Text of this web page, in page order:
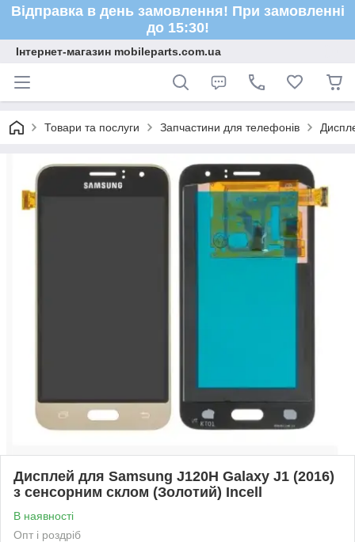
Відправка в день замовлення! При замовленні
до 15:30!
Інтернет-магазин mobileparts.com.ua
Товари та послуги Запчастини для телефонів
Дисплей для Samsung J120H Galaxy J1 (2016)
з сенсорним склом (Золотий) Incell
В наявності
Опт і роздріб